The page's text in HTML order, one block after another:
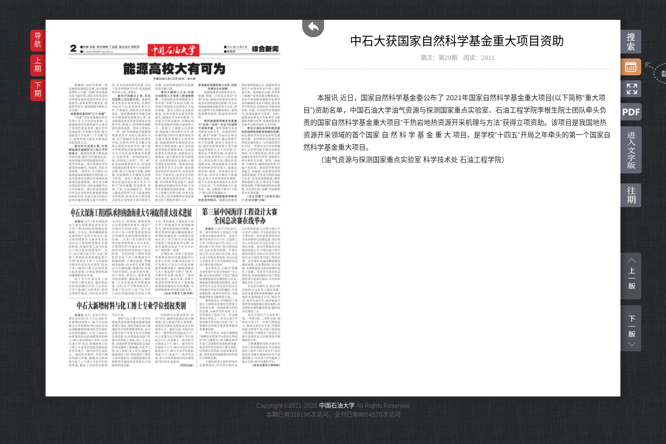
中石大获国家自然科学基金重大项目资助
期次：第29期 阅读：2811
本报讯 近日，国家自然科学基金委公布了 2021年国家自然科学基金重大项目(以下简称“重大项
目”)资助名单，中国石油大学油气资源与探测国家重点实验室、石油工程学院李根生院士团队牵头负
责的国家自然科学基金重大项目“干热岩地热资源开采机理与方法”获得立项资助。该项目是我国地热
资源开采领域的首个国家 自 然 科 学 基 金 重 大 项目，是学校“十四五”开局之年牵头的第一个国家自
然科学基金重大项目。
（油气资源与探测国家重点实验室 科学技术处 石油工程学院）
导
航
上
期
下
期
Copyright ©2011-2026 中国石油大学 All Rights Reserved
本期已有316196次访问，全刊已有8854570次访问